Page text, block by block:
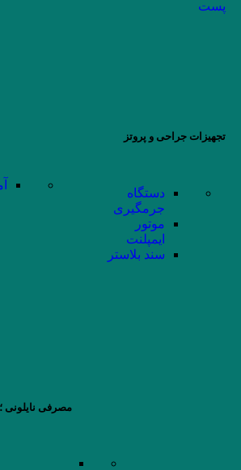
پست
تجهیزات جراحی و پروتز
دستگاه
جرمگیری
موتور
ایمپلنت
سند بلاستر
مصرفی نایلونی ؛